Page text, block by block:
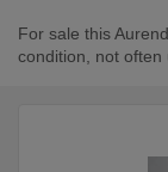
For sale this
condition, not often